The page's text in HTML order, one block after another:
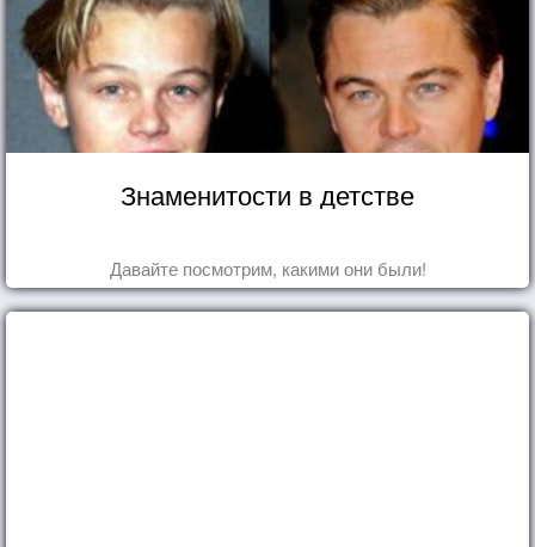
Знаменитости в детстве
Давайте посмотрим, какими они были!